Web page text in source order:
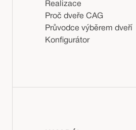
Realizace
Proč dveře CAG
Průvodce výběrem dveří
Konfigurátor